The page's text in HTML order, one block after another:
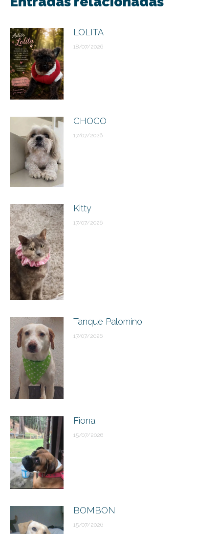
LOLITA
18/07/2026
CHOCO
17/07/2026
Kitty
17/07/2026
Tanque Palomino
17/07/2026
Fiona
15/07/2026
BOMBON
15/07/2026